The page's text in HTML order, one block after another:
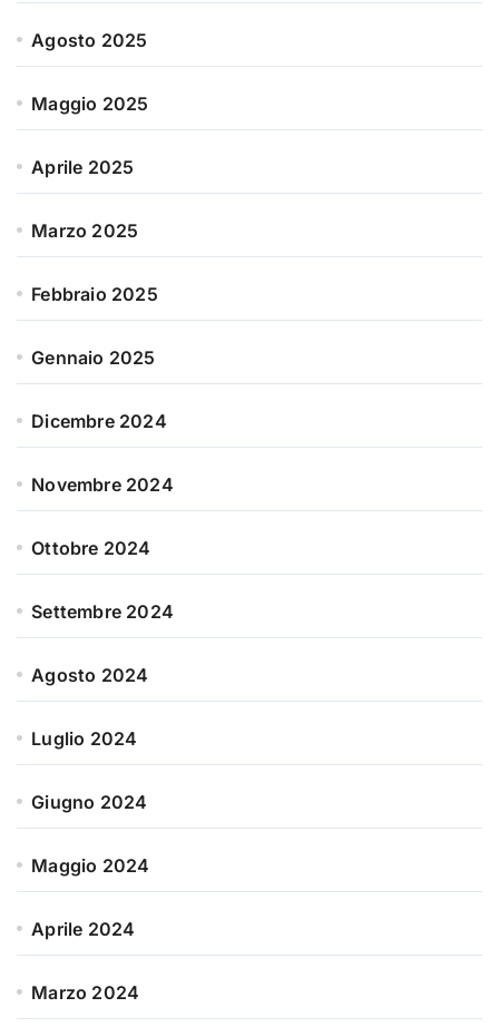
Agosto 2025
Maggio 2025
Aprile 2025
Marzo 2025
Febbraio 2025
Gennaio 2025
Dicembre 2024
Novembre 2024
Ottobre 2024
Settembre 2024
Agosto 2024
Luglio 2024
Giugno 2024
Maggio 2024
Aprile 2024
Marzo 2024